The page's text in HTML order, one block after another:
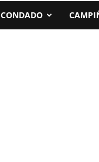
CONDADO